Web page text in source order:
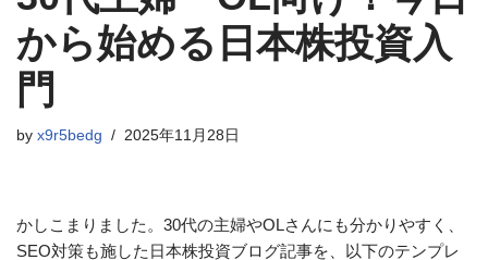
キ
ッ
プ
から始める日本株投資入
門
by x9r5bedg 2025年11月28日
かしこまりました。30代の主婦やOLさんにも分かりやすく、
SEO対策も施した日本株投資ブログ記事を、以下のテンプレ